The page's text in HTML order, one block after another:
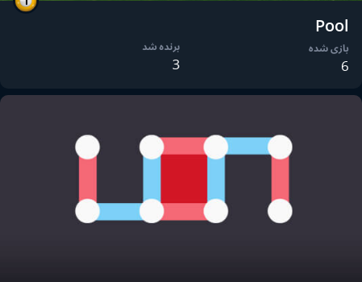
Pool
بازی شده
6
برنده شد
3